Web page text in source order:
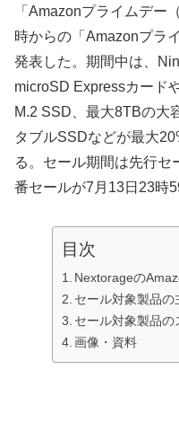
「Amazonプライムデー
時からの「Amazonプラ
発表した。期間中は、
microSD Expressカード
M.2 SSD、最大8TBの大
タブルSSDなどが最大
る。セール期間は先行セ
番セールが7月13日23時
目次
Nextorageの
セール対象製品の
セール対象製品
画像・資料